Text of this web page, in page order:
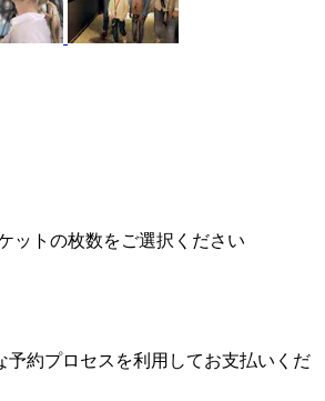
ットの枚数をご選択ください
予約プロセスを利用してお支払いくだ